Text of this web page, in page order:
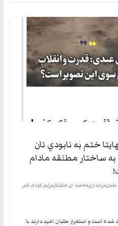
ختم به نابودي تان
ساختار مطلقه مادام
طلبان،براندازی،خامنه ای جنایتکار،رژیم کودک کش
است و استمرار طلبان امید دارند با